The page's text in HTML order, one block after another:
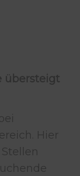
übersteigt
Hier